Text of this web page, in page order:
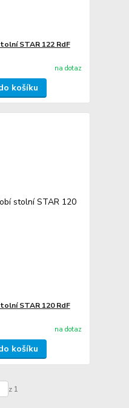
STAR 122 RdF
na dotaz
košíku
STAR 120 RdF
na dotaz
košíku
z 1